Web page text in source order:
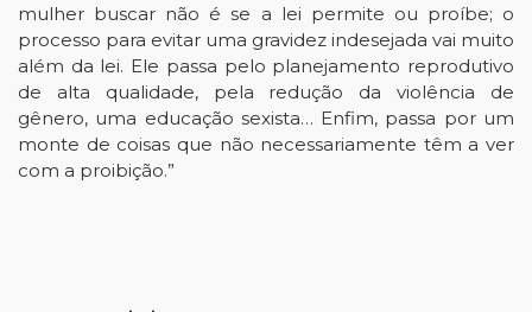
mulher buscar não é se a lei permite ou proíbe; o
processo para evitar uma gravidez indesejada vai muito
além da lei. Ele passa pelo planejamento reprodutivo
de alta qualidade, pela redução da violência de
gênero, uma educação sexista… Enfim, passa por um
monte de coisas que não necessariamente têm a ver
com a proibição.”